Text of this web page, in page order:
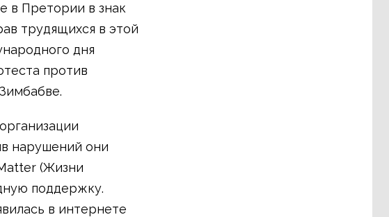
в Претории в знак
трудящихся в этой
дня
против
нарушений они
(Жизни
поддержку.
в интернете